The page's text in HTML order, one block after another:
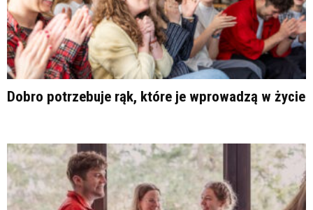
Dobro potrzebuje rąk, które je wprowadzą w życie